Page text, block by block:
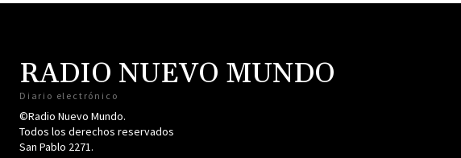
RADIO NUEVO MUNDO
Diario electrónico
©Radio Nuevo Mundo.
Todos los derechos reservados
San Pablo 2271.